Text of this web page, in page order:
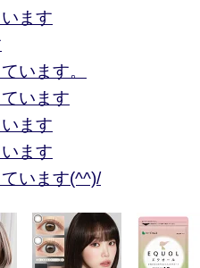
ます
います。
います
ます
ます
います(^^)/